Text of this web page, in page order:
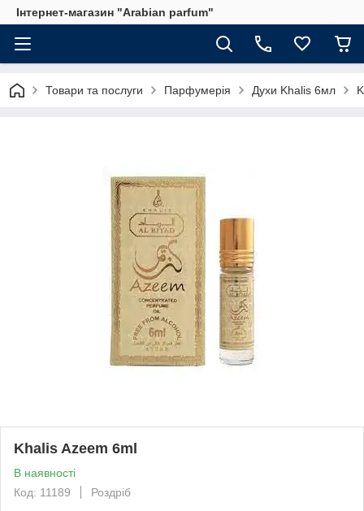
Інтернет-магазин "Arabian parfum"
Товари та послуги Парфумерія Духи Khalis 6мл
Khalis Azeem 6ml
В наявності
Код: 11189
Роздріб